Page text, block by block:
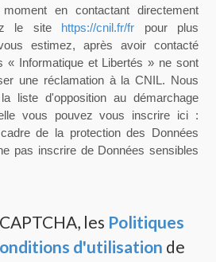
en contactant directement
le site
https://cnil.fr/fr pour plus
estimez, après avoir contacté
« Informatique et Libertés » ne sont
une réclamation à la CNIL. Nous
liste d'opposition au démarchage
vous pouvez vous inscrire ici :
de la protection des Données
pas inscrire de Données sensibles
les Politiques
d'utilisation de